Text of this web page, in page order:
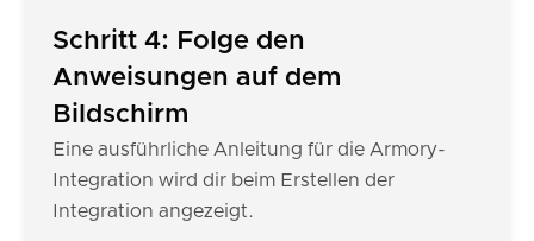
Schritt 4: Folge den
Anweisungen auf dem
Bildschirm
Eine ausführliche Anleitung für die Armory-
Integration wird dir beim Erstellen der
Integration angezeigt.